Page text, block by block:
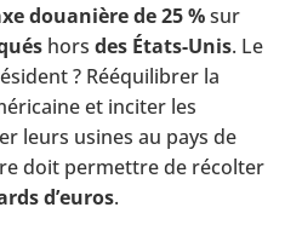
douanière de 25 %sur
hors des États-Unis. Le
? Rééquilibrer la
et inciter les
leurs usines au pays de
doit permettre de récolter
d’euros.